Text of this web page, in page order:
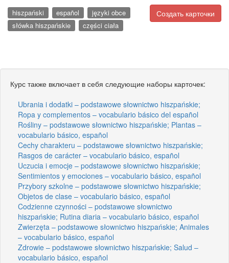
Создать карточки
hiszpański español
języki obce
słówka hiszpańskie
części ciała
Курс также включает в себя следующие наборы карточек:
Ubrania i dodatki – podstawowe słownictwo hiszpańskie;
Ropa y complementos – vocabulario básico del español
Rośliny – podstawowe słownictwo hiszpańskie; Plantas –
vocabulario básico, español
Cechy charakteru – podstawowe słownictwo hiszpańskie;
Rasgos de carácter – vocabulario básico, español
Uczucia i emocje – podstawowe słownictwo hiszpańskie;
Sentimientos y emociones – vocabulario básico, español
Przybory szkolne – podstawowe słownictwo hiszpańskie;
Objetos de clase – vocabulario básico, español
Codzienne czynności – podstawowe słownictwo
hiszpańskie; Rutina diaria – vocabulario básico, español
Zwierzęta – podstawowe słownictwo hiszpańskie; Animales
– vocabulario básico, español
Zdrowie – podstawowe słownictwo hiszpańskie; Salud –
vocabulario básico, español